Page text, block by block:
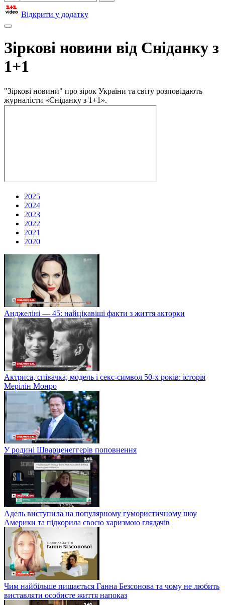
Відкрити у додатку
Зіркові новини від Сніданку з
1+1
"Зіркові новини" про зірок України та світу розповідають
журналісти «Сніданку з 1+1».
2025
2024
2023
2022
2021
2020
Анджеліні — 45: найцікавіші факти з життя акторки
Актриса, співачка, модель і секс-символ 50-х років: історія
Мерілін Монро
У родині Шварценеггерів поповнення
Адель виступила на популярному гумористичному шоу
Америки та підкорила своєю харизмою глядачів
Чим найбільше пишається Ганна Безсонова та чому не любить
виставляти особисте життя напоказ